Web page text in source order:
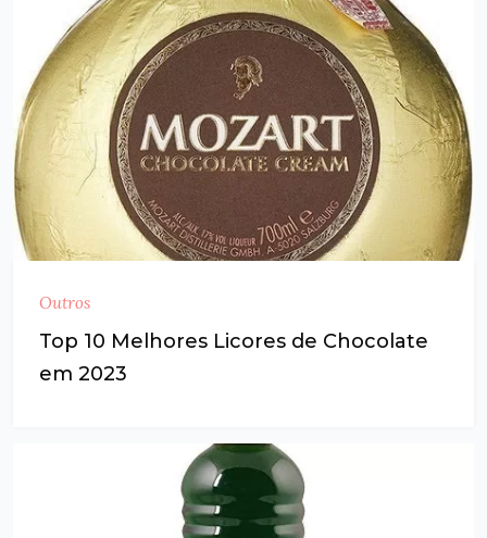
Outros
Top 10 Melhores Licores de Chocolate
em 2023